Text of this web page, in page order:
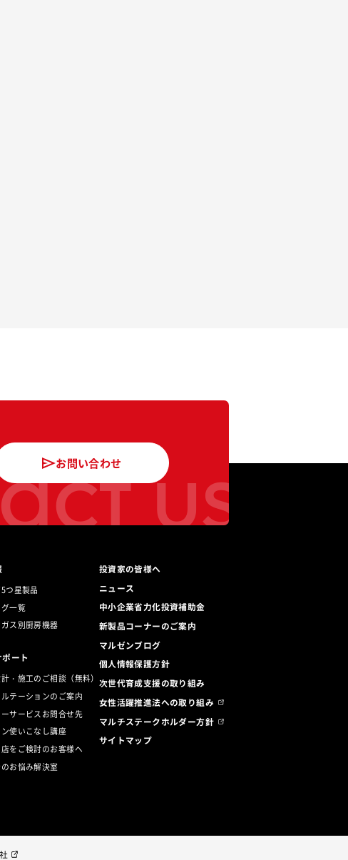
us
お問い合わせ
つ星製品
一覧
ス別厨房機器
ート
・施工のご相談（無料）
テーションのご案内
サービスお問合せ先
使いこなし講座
をご検討のお客様へ
お悩み解決室
投資家の皆様へ
ニュース
中小企業省力化投資補助金
新製品コーナーのご案内
マルゼンブログ
個人情報保護方針
次世代育成支援の取り組み
女性活躍推進法への取り組み
マルチステークホルダー方針
サイトマップ